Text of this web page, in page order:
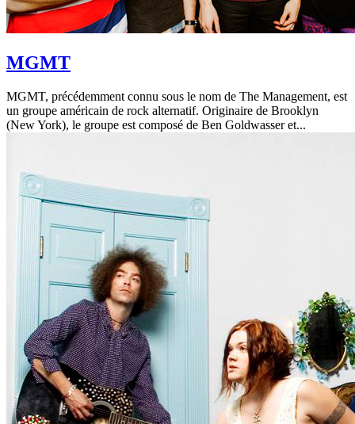
MGMT
MGMT, précédemment connu sous le nom de The Management, est
un groupe américain de rock alternatif. Originaire de Brooklyn
(New York), le groupe est composé de Ben Goldwasser et...